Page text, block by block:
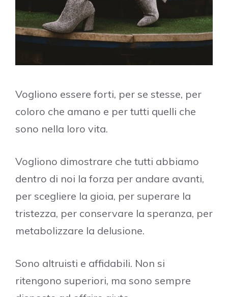
Vogliono essere forti, per se stesse, per
coloro che amano e per tutti quelli che
sono nella loro vita.
Vogliono dimostrare che tutti abbiamo
dentro di noi la forza per andare avanti,
per scegliere la gioia, per superare la
tristezza, per conservare la speranza, per
metabolizzare la delusione.
Sono altruisti e affidabili. Non si
ritengono superiori, ma sono sempre